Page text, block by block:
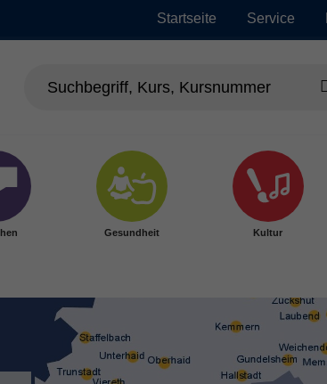
Startseite Service
Gesundheit Kultur